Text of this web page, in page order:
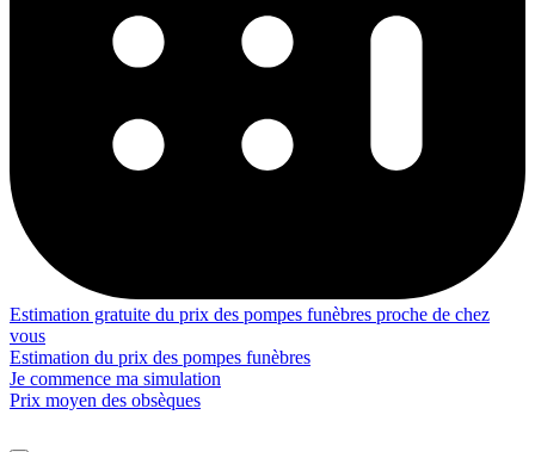
Estimation gratuite du prix des pompes funèbres proche de chez
vous
Estimation du prix des pompes funèbres
Je commence ma simulation
Prix moyen des obsèques